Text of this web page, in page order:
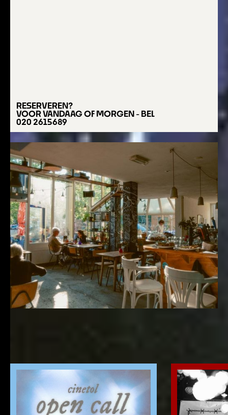
RESERVEREN?
VOOR VANDAAG OF MORGEN - BEL
020 2615689